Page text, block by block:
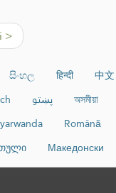
>
සිංහල हिन्दी 中文
پښتو অসমীয়া
Română
Македонски